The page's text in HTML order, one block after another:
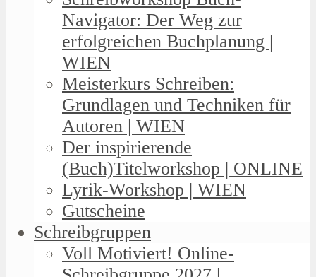
Navigator: Der Weg zur
erfolgreichen Buchplanung |
WIEN
Meisterkurs Schreiben:
Grundlagen und Techniken für
Autoren | WIEN
Der inspirierende
(Buch)Titelworkshop | ONLINE
Lyrik-Workshop | WIEN
Gutscheine
Schreibgruppen
Voll Motiviert! Online-